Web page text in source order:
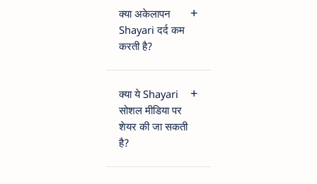
क्या अकेलापन
Shayari दर्द कम
करती है?
क्या ये Shayari
सोशल मीडिया पर
शेयर की जा सकती
है?